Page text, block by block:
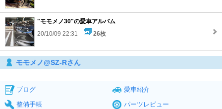
"モモメノ30"の愛車アルバム
20/10/09 22:31
26枚
モモメノ@SZ-Rさん
ブログ
愛車紹介
整備手帳
パーツレビュー